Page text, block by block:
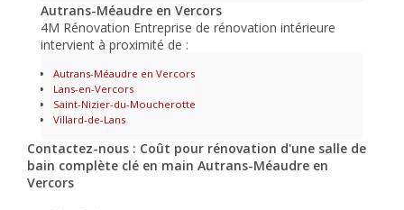
Autrans-Méaudre en Vercors
4M Rénovation Entreprise de rénovation intérieure
intervient à proximité de :
Autrans-Méaudre en Vercors
Lans-en-Vercors
Saint-Nizier-du-Moucherotte
Villard-de-Lans
Contactez-nous : Coût pour rénovation d'une salle de
bain complète clé en main Autrans-Méaudre en
Vercors